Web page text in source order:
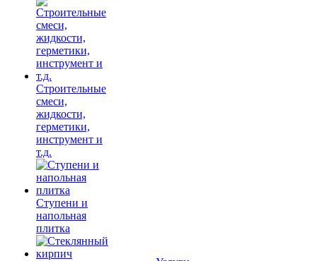
Строительные
смеси,
жидкости,
герметики,
инструмент и
т.д.
Ступени и
напольная
плитка